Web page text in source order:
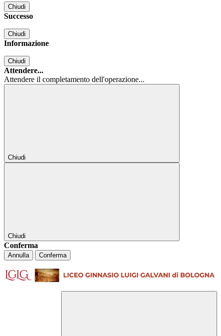
Chiudi
Successo
Chiudi
Informazione
Chiudi
Attendere...
Attendere il completamento dell'operazione...
Chiudi
Chiudi
Conferma
Annulla Conferma